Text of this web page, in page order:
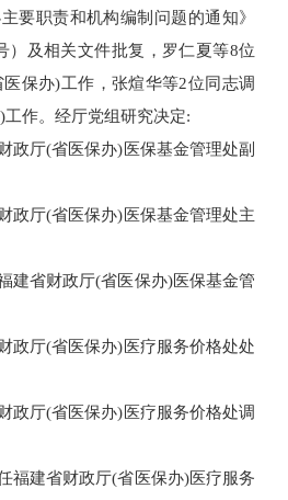
要职责和机构编制问题的通知》
）及相关文件批复，罗仁夏等8位
保办)工作，张煊华等2位同志调
作。经厅党组研究决定:
厅(省医保办)医保基金管理处副
政厅(省医保办)医保基金管理处主
建省财政厅(省医保办)医保基金管
政厅(省医保办)医疗服务价格处处
政厅(省医保办)医疗服务价格处调
福建省财政厅(省医保办)医疗服务